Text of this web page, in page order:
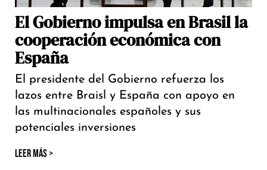
El Gobierno impulsa en Brasil la
cooperación económica con
España
El presidente del Gobierno refuerza los
lazos entre Braisl y España con apoyo en
las multinacionales españoles y sus
potenciales inversiones
LEER MÁS >